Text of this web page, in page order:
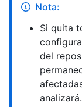
Nota:
Si quita
del
analizará.